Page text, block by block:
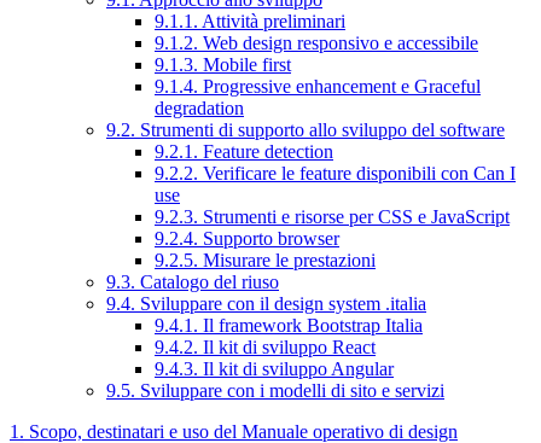
9.1.1. Attività preliminari
9.1.2. Web design responsivo e accessibile
9.1.3. Mobile first
9.1.4. Progressive enhancement e Graceful
degradation
9.2. Strumenti di supporto allo sviluppo del software
9.2.1. Feature detection
9.2.2. Verificare le feature disponibili con Can I
use
9.2.3. Strumenti e risorse per CSS e JavaScript
9.2.4. Supporto browser
9.2.5. Misurare le prestazioni
9.3. Catalogo del riuso
9.4. Sviluppare con il design system .italia
9.4.1. Il framework Bootstrap Italia
9.4.2. Il kit di sviluppo React
9.4.3. Il kit di sviluppo Angular
9.5. Sviluppare con i modelli di sito e servizi
1. Scopo, destinatari e uso del Manuale operativo di design